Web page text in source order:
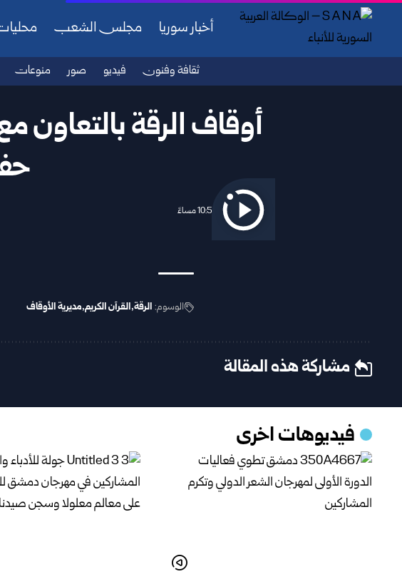
أخبار سوريا مجلس الشعب
ثقافة وفنون فيديو صور منوعات
أوقاف الرقة بالتعاون
2026/04/12 10:55 مساءً
الوسوم: الرقة القرآن الكريم مديرية الأوقاف
مشاركة هذه المقالة
فيديوهات اخرى